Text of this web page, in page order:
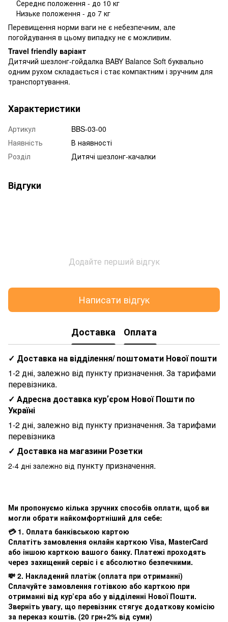
Середнє положення - до 10 кг
Низьке положення - до 7 кг
Перевищення норми ваги не є небезпечним, але
погойдування в цьому випадку не є можливим.
Travel friendly варіант
Дитячий шезлонг-гойдалка BABY Balance Soft буквально
одним рухом складається і стає компактним і зручним для
транспортування.
Характеристики
Артикул
BBS-03-00
Наявність
В наявності
Розділ
Дитячі шезлонг-качалки
Відгуки
Додайте перший відгук
Написати відгук
Доставка Оплата
✓ Доставка на відділення/ поштомати Нової пошти
1-2 дні, залежно від пункту призначення. За тарифами
перевізника.
✓ Адресна доставка курʼєром Нової Пошти по
Україні
1-2 дні, залежно від пункту призначення. За тарифами
перевізника
✓ Доставка на магазини Розетки
2-4 дні залежно від пункту призначення.
Ми пропонуємо кілька зручних способів оплати, щоб ви
могли обрати найкомфортніший для себе:
💳 1. Оплата банківською картою
Сплатіть замовлення онлайн карткою Visa, MasterCard
або іншою карткою вашого банку. Платежі проходять
через захищений сервіс і є абсолютно безпечними.
💸 2. Накладений платіж (оплата при отриманні)
Сплачуйте замовлення готівкою або карткою при
отриманні від кур’єра або у відділенні Нової Пошти.
Зверніть увагу, що перевізник стягує додаткову комісію
за переказ коштів. (20 грн+2% від суми)